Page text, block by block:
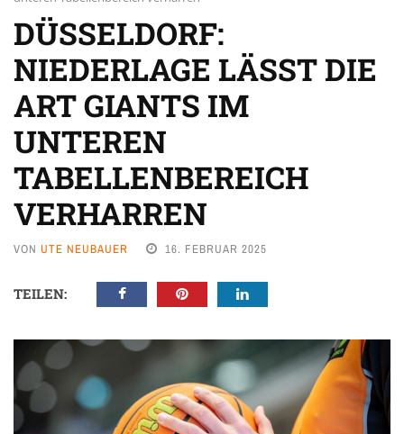
DÜSSELDORF:
NIEDERLAGE LÄSST DIE
ART GIANTS IM
UNTEREN
TABELLENBEREICH
VERHARREN
VON UTE NEUBAUER 16. FEBRUAR 2025
TEILEN: